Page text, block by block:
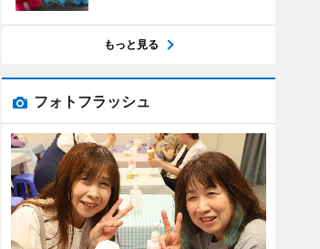
もっと見る
フォトフラッシュ